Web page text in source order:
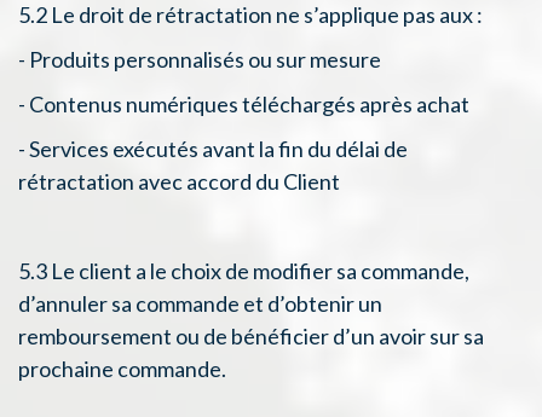
5.2 Le droit de rétractation ne s’applique pas aux :
- Produits personnalisés ou sur mesure
- Contenus numériques téléchargés après achat
- Services exécutés avant la fin du délai de
rétractation avec accord du Client
5.3 Le client a le choix de modifier sa commande,
d’annuler sa commande et d’obtenir un
remboursement ou de bénéficier d’un avoir sur sa
prochaine commande.